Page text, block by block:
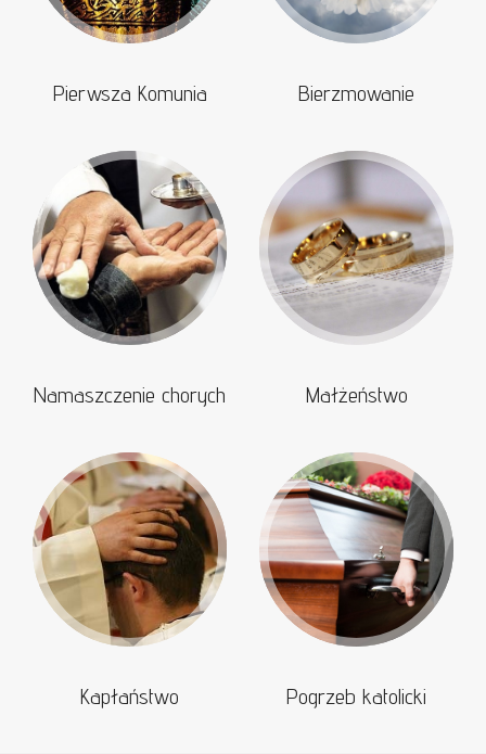
Pierwsza Komunia Bierzmowanie
Namaszczenie chorych Małżeństwo
Kapłaństwo Pogrzeb katolicki